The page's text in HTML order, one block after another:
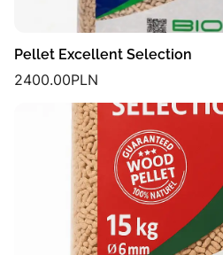
Pellet Excellent Selection
2400.00PLN